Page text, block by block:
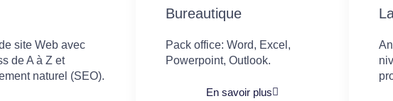
site Web avec
de A à Z et
naturel (SEO).
Bureautique
Pack office: Word, Excel,
Powerpoint, Outlook.​
En savoir plus